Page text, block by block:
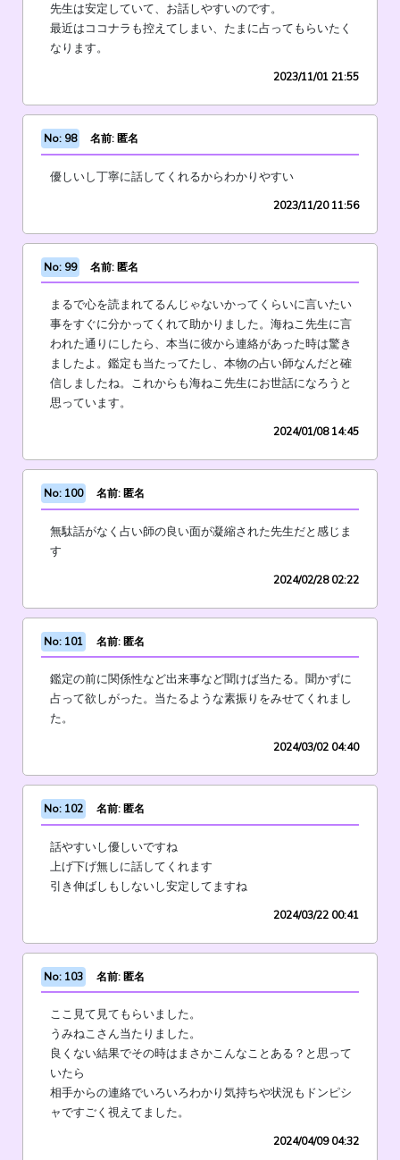
先生は安定していて、お話しやすいのです。
最近はココナラも控えてしまい、たまに占ってもらいたく
なります。
2023/11/01 21:55
No: 98 名前: 匿名
優しいし丁寧に話してくれるからわかりやすい
2023/11/20 11:56
No: 99 名前: 匿名
まるで心を読まれてるんじゃないかってくらいに言いたい
事をすぐに分かってくれて助かりました。海ねこ先生に言
われた通りにしたら、本当に彼から連絡があった時は驚き
ましたよ。鑑定も当たってたし、本物の占い師なんだと確
信しましたね。これからも海ねこ先生にお世話になろうと
思っています。
2024/01/08 14:45
No: 100 名前: 匿名
無駄話がなく占い師の良い面が凝縮された先生だと感じま
す
2024/02/28 02:22
No: 101 名前: 匿名
鑑定の前に関係性など出来事など聞けば当たる。聞かずに
占って欲しがった。当たるような素振りをみせてくれまし
た。
2024/03/02 04:40
No: 102 名前: 匿名
話やすいし優しいですね
上げ下げ無しに話してくれます
引き伸ばしもしないし安定してますね
2024/03/22 00:41
No: 103 名前: 匿名
ここ見て見てもらいました。
うみねこさん当たりました。
良くない結果でその時はまさかこんなことある？と思って
いたら
相手からの連絡でいろいろわかり気持ちや状況もドンピシ
ャですごく視えてました。
2024/04/09 04:32